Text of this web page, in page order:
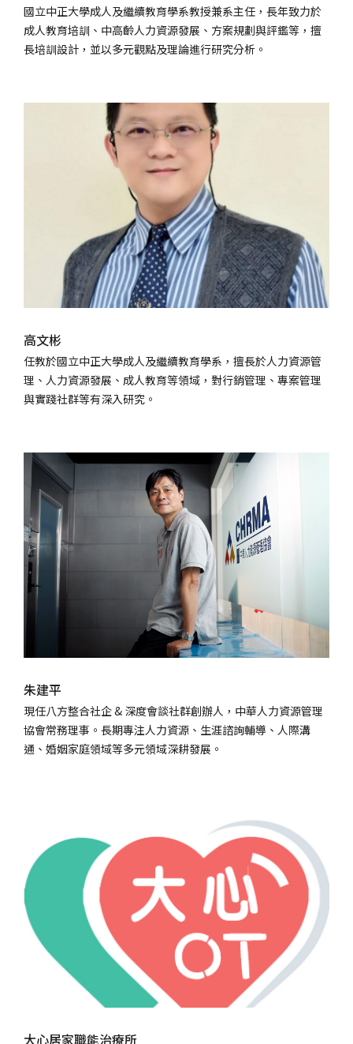
國立中正大學成人及繼續教育學系教授兼系主任，長年致力於
成人教育培訓、中高齡人力資源發展、方案規劃與評鑑等，擅
長培訓設計，並以多元觀點及理論進行研究分析。
高文彬
任教於國立中正大學成人及繼續教育學系，擅長於人力資源管
理、人力資源發展、成人教育等領域，對行銷管理、專案管理
與實踐社群等有深入研究。
朱建平
現任八方整合社企 & 深度會談社群創辦人，中華人力資源管理
協會常務理事。長期專注人力資源、生涯諮詢輔導、人際溝
通、婚姻家庭領域等多元領域深耕發展。
大心居家職能治療所